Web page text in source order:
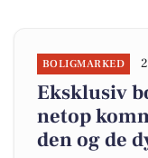
BOLIGMARKED
Eksklusiv
netop
den og de